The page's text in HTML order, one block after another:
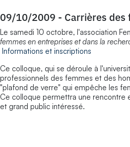
09/10/2009 - Carrières
Le samedi 10 octobre, l'association
femmes en entreprises et dans la
Informations et inscriptions
Ce colloque, qui se déroule à
professionnels des femmes et des
"plafond de verre" qui empêche les
Ce colloque permettra une rencontre
et grand public intéressé.